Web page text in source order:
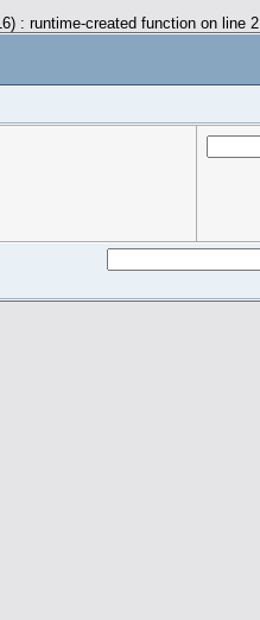
: runtime-created function on line 2